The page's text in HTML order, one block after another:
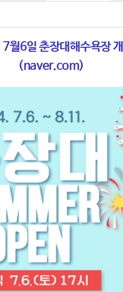
7월6일 춘장대해수욕장
(naver.com)